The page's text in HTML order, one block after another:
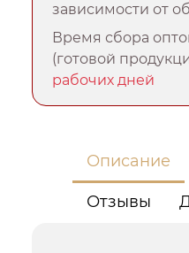
зависимости от
Время сбора
(готовой
рабочих дней
Описание
Отзывы